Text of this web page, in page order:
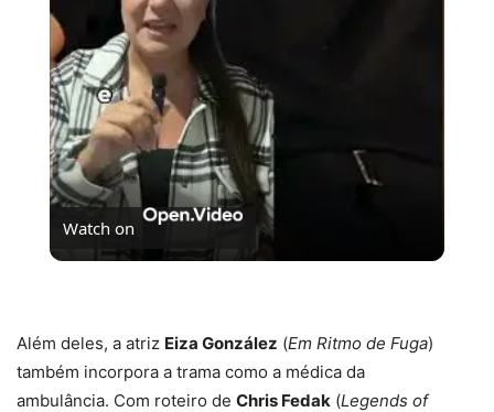
Watch on
Além deles, a atriz Eiza González (Em Ritmo de Fuga)
também incorpora a trama como a médica da
ambulância. Com roteiro de Chris Fedak (Legends of